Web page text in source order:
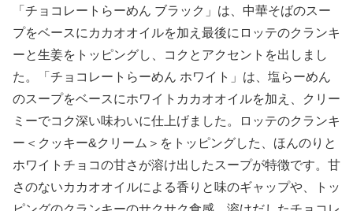
「チョコレートらーめん ブラック」は、中華そばのスー
プをベースにカカオオイルを加え最後にロッテのクランキ
ーと生姜をトッピングし、コクとアクセントを出しまし
た。「チョコレートらーめん ホワイト」は、塩らーめん
のスープをベースにホワイトカカオオイルを加え、クリー
ミーでコク深い味わいに仕上げました。ロッテのクランキ
ー＜クッキー&クリーム＞をトッピングした、ほんのりと
ホワイトチョコの甘さが溶け出したスープが特徴です。甘
さのないカカオオイルによる香りと味のギャップや、トッ